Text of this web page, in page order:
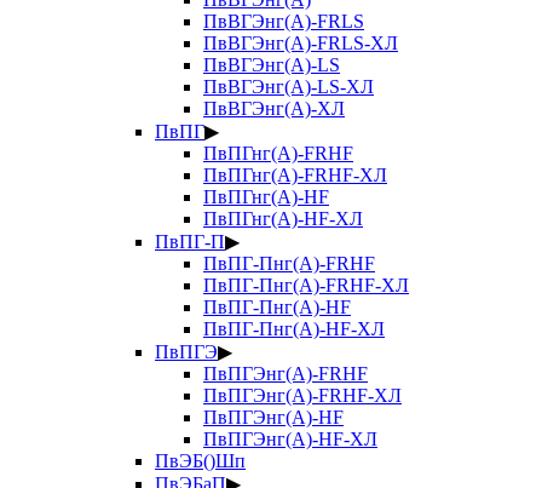
ПвВГЭнг(А)-FRLS
ПвВГЭнг(А)-FRLS-ХЛ
ПвВГЭнг(А)-LS
ПвВГЭнг(А)-LS-ХЛ
ПвВГЭнг(А)-ХЛ
ПвПГ▶
ПвПГнг(А)-FRHF
ПвПГнг(А)-FRHF-ХЛ
ПвПГнг(А)-HF
ПвПГнг(А)-HF-ХЛ
ПвПГ-П▶
ПвПГ-Пнг(А)-FRHF
ПвПГ-Пнг(А)-FRHF-ХЛ
ПвПГ-Пнг(А)-HF
ПвПГ-Пнг(А)-HF-ХЛ
ПвПГЭ▶
ПвПГЭнг(А)-FRHF
ПвПГЭнг(А)-FRHF-ХЛ
ПвПГЭнг(А)-HF
ПвПГЭнг(А)-HF-ХЛ
ПвЭБ()Шп
ПвЭБаП▶